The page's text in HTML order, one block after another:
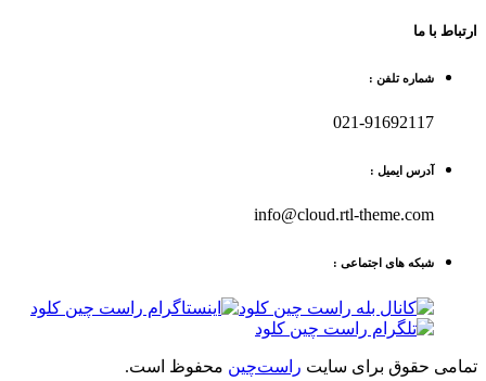
با ما
شماره تلفن :
021-91692117
آدرس ایمیل :
info@cloud.rtl-theme.com
شبکه های اجتماعی :
حقوق برای سایتراست‌چینمحفوظ است.